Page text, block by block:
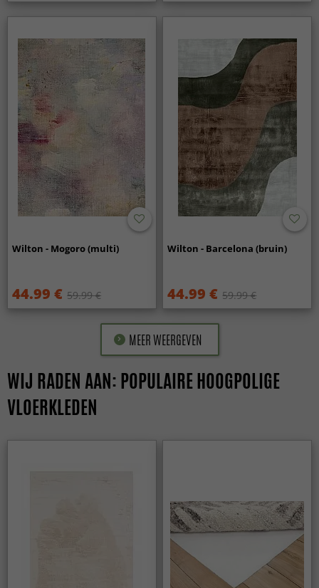
Wilton - Mogoro (multi)
44.99 € 59.99 €
Wilton - Barcelona (bruin)
44.99 € 59.99 €
MEER WEERGEVEN
WIJ RADEN AAN: POPULAIRE HOOGPOLIGE
VLOERKLEDEN